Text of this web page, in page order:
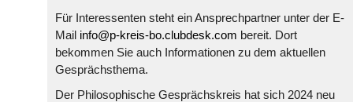
Für Interessenten steht ein Ansprechpartner unter der E-
Mail info@p-kreis-bo.clubdesk.com bereit. Dort
bekommen Sie auch Informationen zu dem aktuellen
Gesprächsthema.
Der Philosophische Gesprächskreis hat sich 2024 neu